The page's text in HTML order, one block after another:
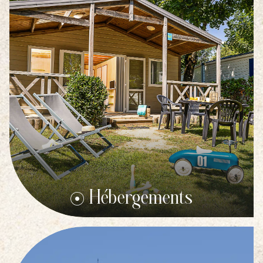
notrecamping près de La Tranche-sur-Meret
profitez du meilleur de la Vendée à petit prix !
Hébergements